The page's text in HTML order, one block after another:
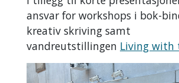
ansvar for workshops i bok-
kreativ skriving samt
vandreutstillingen Living with